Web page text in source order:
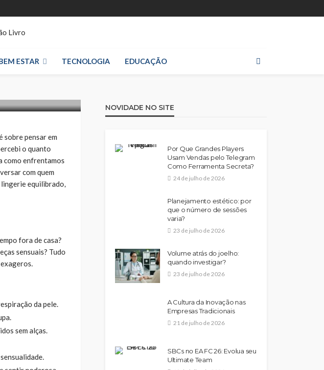
ESTAR TECNOLOGIA EDUCAÇÃO
sobre pensar em
o quanto
como enfrentamos
com quem
lingerie equilibrado,
fora de casa?
sensuais? Tudo
da pele.
sem alças.
NOVIDADE NO SITE
Por Que Grandes Players
Usam Vendas pelo Telegram
Como Ferramenta Secreta?
24 de julho de 2026
Planejamento estético: por
que o número de sessões
varia?
23 de julho de 2026
Volume atrás do joelho:
quando investigar?
23 de julho de 2026
A Cultura da Inovação nas
Empresas Tradicionais
21 de julho de 2026
SBCs no EA FC 26: Evolua seu
Ultimate Team